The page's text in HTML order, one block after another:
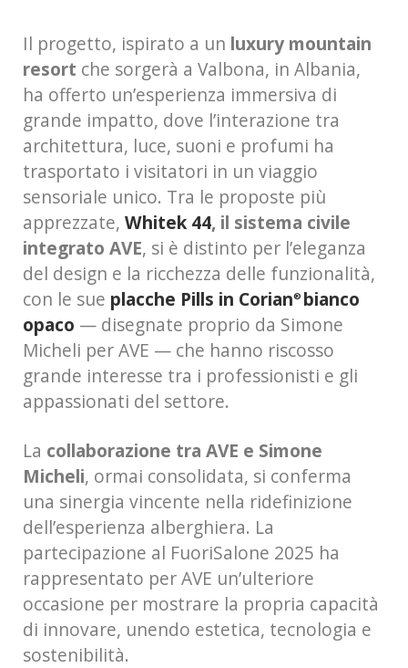
Il progetto, ispirato a un luxury mountain
resort che sorgerà a Valbona, in Albania,
ha offerto un’esperienza immersiva di
grande impatto, dove l’interazione tra
architettura, luce, suoni e profumi ha
trasportato i visitatori in un viaggio
sensoriale unico. Tra le proposte più
apprezzate, Whitek 44, il sistema civile
integrato AVE, si è distinto per l’eleganza
del design e la ricchezza delle funzionalità,
con le sue placche Pills in Corian® bianco
opaco — disegnate proprio da Simone
Micheli per AVE — che hanno riscosso
grande interesse tra i professionisti e gli
appassionati del settore.
La collaborazione tra AVE e Simone
Micheli, ormai consolidata, si conferma
una sinergia vincente nella ridefinizione
dell’esperienza alberghiera. La
partecipazione al FuoriSalone 2025 ha
rappresentato per AVE un’ulteriore
occasione per mostrare la propria capacità
di innovare, unendo estetica, tecnologia e
sostenibilità.